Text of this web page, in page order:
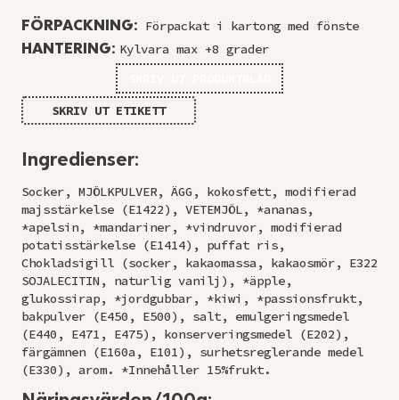
FÖRPACKNING: Förpackat i kartong med fönste
HANTERING: Kylvara max +8 grader
SKRIV UT ETIKETT
Ingredienser:
Socker, MJÖLKPULVER, ÄGG, kokosfett, modifierad
majsstärkelse (E1422), VETEMJÖL, *ananas,
*apelsin, *mandariner, *vindruvor, modifierad
potatisstärkelse (E1414), puffat ris,
Chokladsigill (socker, kakaomassa, kakaosmör, E322
SOJALECITIN, naturlig vanilj), *äpple,
glukossirap, *jordgubbar, *kiwi, *passionsfrukt,
bakpulver (E450, E500), salt, emulgeringsmedel
(E440, E471, E475), konserveringsmedel (E202),
färgämnen (E160a, E101), surhetsreglerande medel
(E330), arom. *Innehåller 15%frukt.